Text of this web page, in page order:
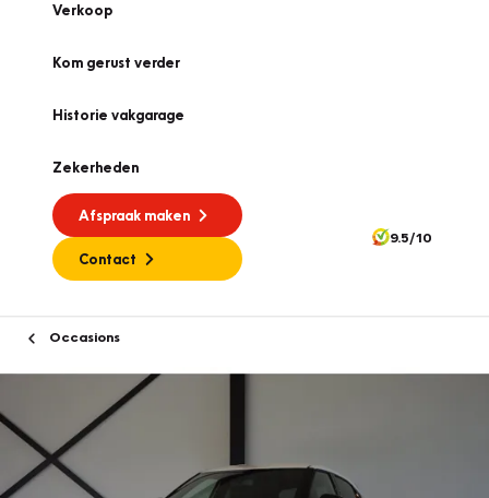
Verkoop
Kom gerust verder
Historie vakgarage
Zekerheden
Afspraak maken
Contact
9.5/10
Occasions